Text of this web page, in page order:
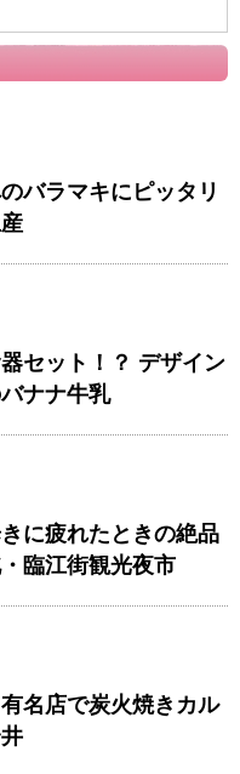
バラマキにピッタリ
セット！？ デザイン
ナナ牛乳
に疲れたときの絶品
臨江街観光夜市
名店で炭火焼きカル